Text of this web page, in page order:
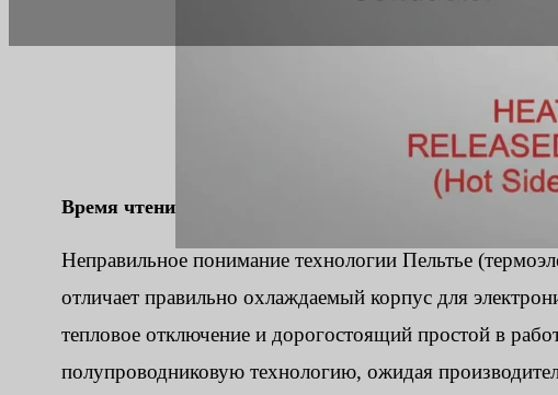
Время чтения:
Неправильное понимание технологии Пельтье
отличает правильно охлаждаемый корпус для
тепловое отключение и дорогостоящий простой в
полупроводниковую технологию, ожидая